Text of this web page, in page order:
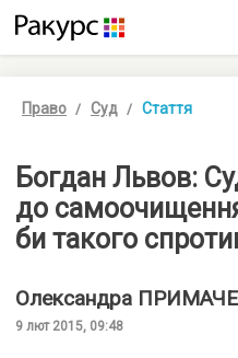
Право Суд Стаття
Богдан Львов:
до
би такого
Олександра
9 лют 2015, 09:48